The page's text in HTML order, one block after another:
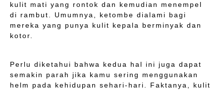
kulit mati yang rontok dan kemudian menempel
di rambut. Umumnya, ketombe dialami bagi
mereka yang punya kulit kepala berminyak dan
kotor.
Perlu diketahui bahwa kedua hal ini juga dapat
semakin parah jika kamu sering menggunakan
helm pada kehidupan sehari-hari. Faktanya, kulit